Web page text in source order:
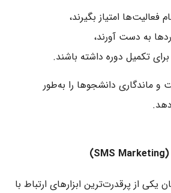
فعالیت‌ها امتیاز بگیرند،
به دست آورند،
تکمیل دوره داشته باشند.
و ماندگاری دانشجوها را به‌طور
یکی از پرقدرت‌ترین ابزارهای ارتباط با